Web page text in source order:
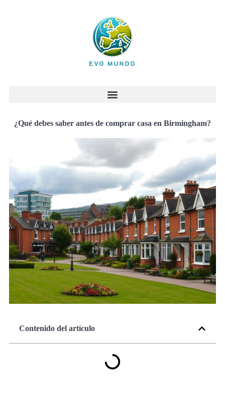
¿Qué debes saber antes de comprar casa en Birmingham?
Contenido del artículo